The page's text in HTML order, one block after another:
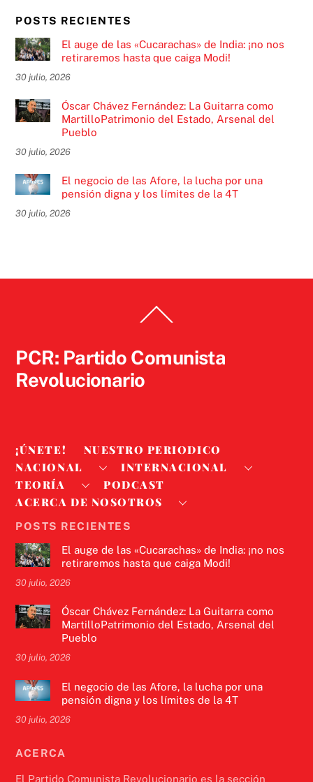
POSTS RECIENTES
El auge de las «Cucarachas» de India: ¡no nos
retiraremos hasta que caiga Modi!
30 julio, 2026
Óscar Chávez Fernández: La Guitarra como
MartilloPatrimonio del Estado, Arsenal del
Pueblo
30 julio, 2026
El negocio de las Afore, la lucha por una
pensión digna y los límites de la 4T
30 julio, 2026
To
PCR: Partido Comunista
Revolucionario
¡ÚNETE!
NUESTRO PERIODICO
NACIONAL
INTERNACIONAL
TEORÍA
PODCAST
ACERCA DE NOSOTROS
POSTS RECIENTES
El auge de las «Cucarachas» de India: ¡no nos
retiraremos hasta que caiga Modi!
30 julio, 2026
Óscar Chávez Fernández: La Guitarra como
MartilloPatrimonio del Estado, Arsenal del
Pueblo
30 julio, 2026
El negocio de las Afore, la lucha por una
pensión digna y los límites de la 4T
30 julio, 2026
ACERCA
El Partido Comunista Revolucionario es la sección